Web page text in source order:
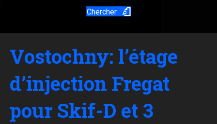
Chercher
Vostochny: l’étage
d’injection Fregat
pour Skif-D et 3